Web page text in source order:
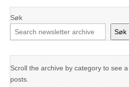
Søk
Søk
Scroll the archive by category to see
posts.